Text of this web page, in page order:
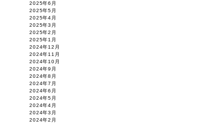
2025年6月
2025年5月
2025年4月
2025年3月
2025年2月
2025年1月
2024年12月
2024年11月
2024年10月
2024年9月
2024年8月
2024年7月
2024年6月
2024年5月
2024年4月
2024年3月
2024年2月